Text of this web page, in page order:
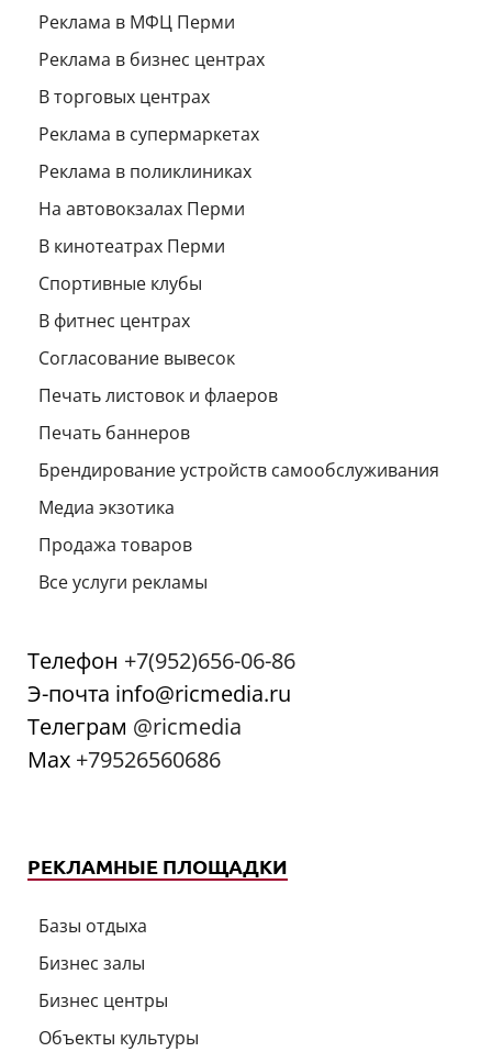
Реклама в МФЦ Перми
Реклама в бизнес центрах
В торговых центрах
Реклама в супермаркетах
Реклама в поликлиниках
На автовокзалах Перми
В кинотеатрах Перми
Спортивные клубы
В фитнес центрах
Согласование вывесок
Печать листовок и флаеров
Печать баннеров
Брендирование устройств самообслуживания
Медиа экзотика
Продажа товаров
Все услуги рекламы
Телефон +7(952)656-06-86
Э-почта info@ricmedia.ru
Телеграм @ricmedia
Мах +79526560686
РЕКЛАМНЫЕ ПЛОЩАДКИ
Базы отдыха
Бизнес залы
Бизнес центры
Объекты культуры